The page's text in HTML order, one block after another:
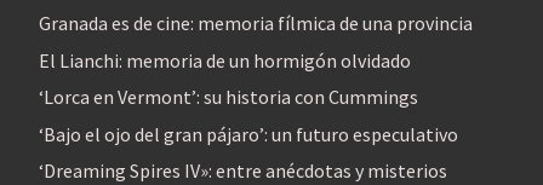
Granada es de cine: memoria fílmica de una provincia
El Lianchi: memoria de un hormigón olvidado
‘Lorca en Vermont’: su historia con Cummings
‘Bajo el ojo del gran pájaro’: un futuro especulativo
‘Dreaming Spires IV»: entre anécdotas y misterios